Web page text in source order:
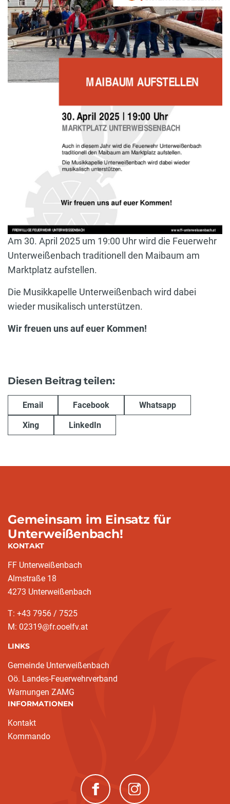
Am 30. April 2025 um 19:00 Uhr wird die Feuerwehr
Unterweißenbach traditionell den Maibaum am
Marktplatz aufstellen.
Die Musikkapelle Unterweißenbach wird dabei
wieder musikalisch unterstützen.
Wir freuen uns auf euer Kommen!
Diesen Beitrag teilen:
Email Facebook Whatsapp
Xing LinkedIn
Gemeinsam im Einsatz für
Unterweißenbach!
KONTAKT
FF Unterweißenbach
Almstraße 18
4273 Unterweißenbach
T: +43 7956 / 7525
M: 02319@fr.ooelfv.at
LINKS
Gemeinde Unterweißenbach
Oö. Landes-Feuerwehrverband
Warnungen ZAMG
INFORMATIONEN
Kontakt
Kommando
(neues Fenster)(neues Fenster)